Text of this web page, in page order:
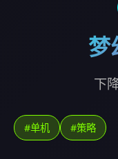
梦
下
#单机 #策略